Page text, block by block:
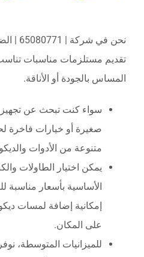
نحن
تقديم مستلزمات مناسبات
المساس بالجودة أو الأناقة.
سواء كنت تبحث عن
صغيرة أو خيارات فاخرة
متنوعة من الأدوات
يمكن اختيار الطاولات
الأساسية بأسعار مناسبة
إمكانية إضافة لمسات
على المكان.
للميزانيات المتوسطة،